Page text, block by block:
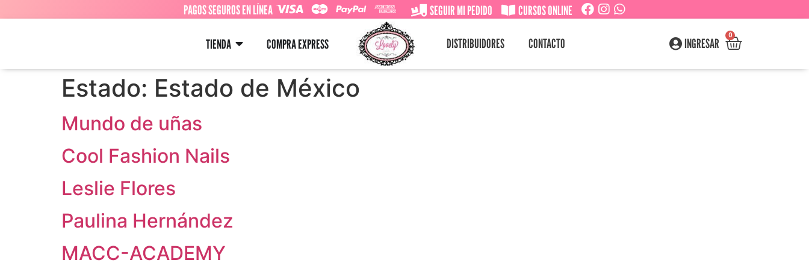
PAGOS SEGUROS EN LÍNEA SEGUIR MI PEDIDO CURSOS ONLINE
TIENDA COMPRA EXPRESS DISTRIBUIDORES CONTACTO INGRESAR
0
Estado: Estado de México
Mundo de uñas
Cool Fashion Nails
Leslie Flores
Paulina Hernández
MACC-ACADEMY